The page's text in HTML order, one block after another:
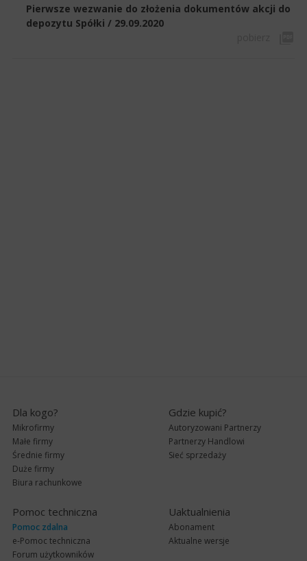
Pierwsze wezwanie do złożenia dokumentów akcji do
depozytu Spółki / 29.09.2020
Dla kogo?
Mikrofirmy
Małe firmy
Średnie firmy
Duże firmy
Biura rachunkowe
Gdzie kupić?
Autoryzowani Partnerzy
Partnerzy Handlowi
Sieć sprzedaży
Pomoc techniczna
Pomoc zdalna
e-Pomoc techniczna
Forum użytkowników
Uaktualnienia
Abonament
Aktualne wersje